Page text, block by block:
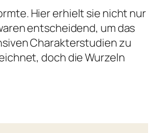
Hier erhielt sie nicht nur
entscheidend, um das
Charakterstudien zu
doch die Wurzeln